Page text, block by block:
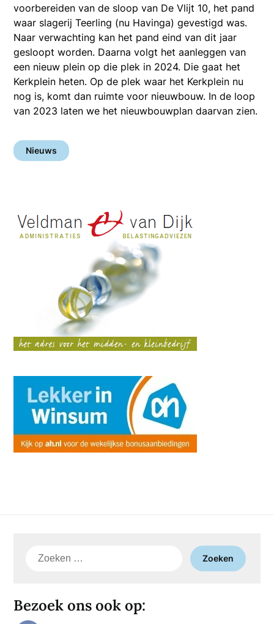
voorbereiden van de sloop van De Vlijt 10, het pand
waar slagerij Teerling (nu Havinga) gevestigd was.
Naar verwachting kan het pand eind van dit jaar
gesloopt worden. Daarna volgt het aanleggen van
een nieuw plein op die plek in 2024. Die gaat het
Kerkplein heten. Op de plek waar het Kerkplein nu
nog is, komt dan ruimte voor nieuwbouw. In de loop
van 2023 laten we het nieuwbouwplan daarvan zien.
Nieuws
Zoeken
Bezoek ons ook op: